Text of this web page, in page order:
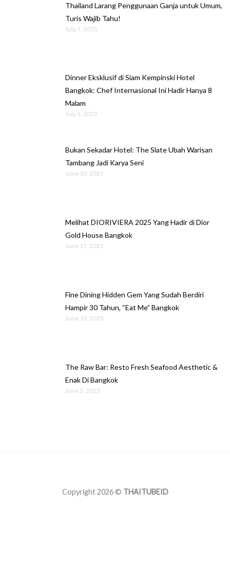
Thailand Larang Penggunaan Ganja untuk Umum,
Turis Wajib Tahu!
July 7, 2025
Dinner Eksklusif di Siam Kempinski Hotel
Bangkok: Chef Internasional Ini Hadir Hanya 8
Malam
July 3, 2025
Bukan Sekadar Hotel: The Slate Ubah Warisan
Tambang Jadi Karya Seni
June 30, 2025
Melihat DIORIVIERA 2025 Yang Hadir di Dior
Gold House Bangkok
June 17, 2025
Fine Dining Hidden Gem Yang Sudah Berdiri
Hampir 30 Tahun, “Eat Me” Bangkok
June 10, 2025
The Raw Bar: Resto Fresh Seafood Aesthetic &
Enak Di Bangkok
June 5, 2025
Copyright 2026 © THAITUBEID